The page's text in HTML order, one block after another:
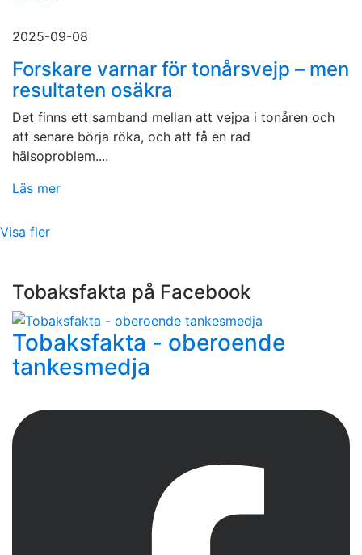
2025-09-08
Forskare varnar för tonårsvejp – men
resultaten osäkra
Det finns ett samband mellan att vejpa i tonåren och
att senare börja röka, och att få en rad
hälsoproblem....
Läs mer
Visa fler
Tobaksfakta på Facebook
Tobaksfakta - oberoende
tankesmedja